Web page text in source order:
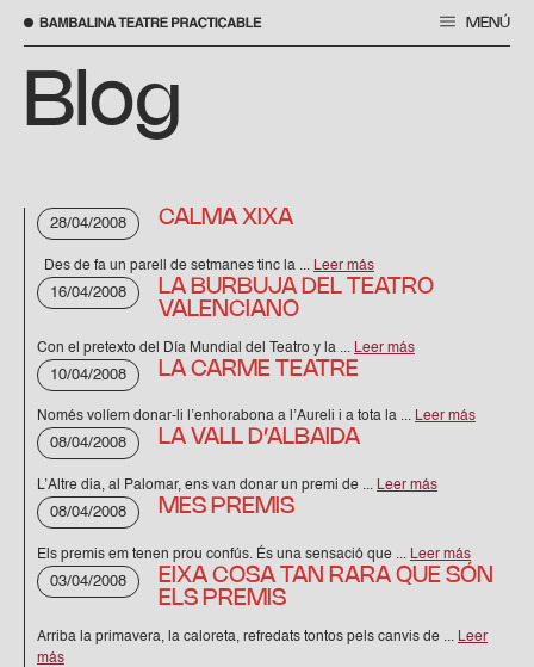
Skip
MENÚ
Blog
28/04/2008 CALMA XIXA
Des de fa un parell de setmanes tinc la ... Leer más
16/04/2008
LA BURBUJA DEL TEATRO
VALENCIANO
Con el pretexto del Día Mundial del Teatro y la ... Leer más
10/04/2008 LA CARME TEATRE
Només volíem donar-li l’enhorabona a l’Aureli i a tota la ... Leer más
08/04/2008 LA VALL D’ALBAIDA
L’Altre dia, al Palomar, ens van donar un premi de ... Leer más
08/04/2008 MES PREMIS
Els premis em tenen prou confús. És una sensació que ... Leer más
03/04/2008
EIXA COSA TAN RARA QUE SÓN
ELS PREMIS
Arriba la primavera, la caloreta, refredats tontos pels canvis de ... Leer
más